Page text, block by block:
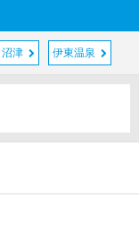
沼津 伊東温泉